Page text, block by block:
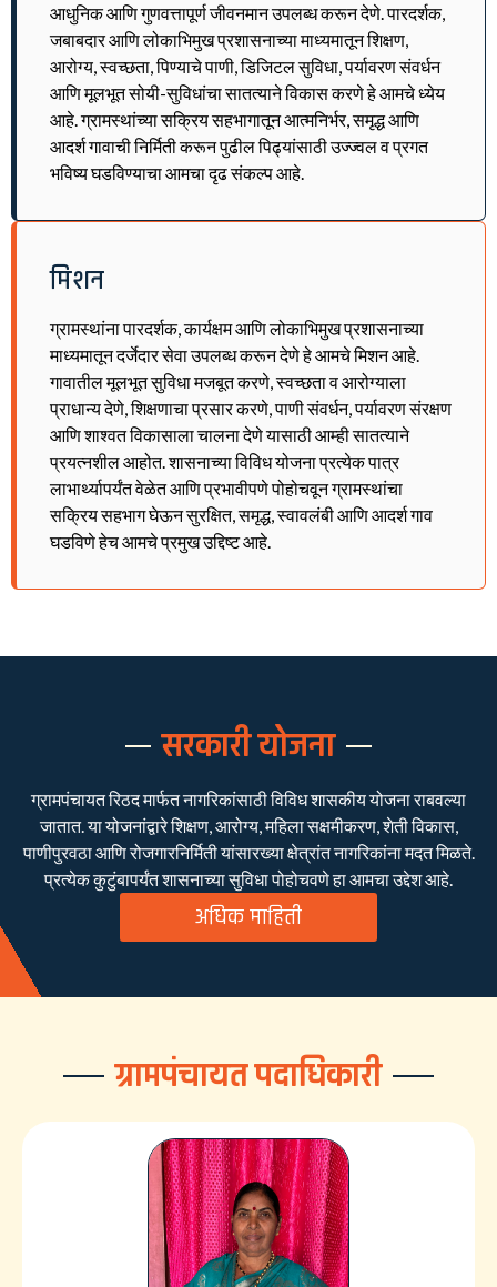
आधुनिक आणि गुणवत्तापूर्ण जीवनमान उपलब्ध करून देणे. पारदर्शक,
जबाबदार आणि लोकाभिमुख प्रशासनाच्या माध्यमातून शिक्षण,
आरोग्य, स्वच्छता, पिण्याचे पाणी, डिजिटल सुविधा, पर्यावरण संवर्धन
आणि मूलभूत सोयी-सुविधांचा सातत्याने विकास करणे हे आमचे ध्येय
आहे. ग्रामस्थांच्या सक्रिय सहभागातून आत्मनिर्भर, समृद्ध आणि
आदर्श गावाची निर्मिती करून पुढील पिढ्यांसाठी उज्ज्वल व प्रगत
भविष्य घडविण्याचा आमचा दृढ संकल्प आहे.
मिशन
ग्रामस्थांना पारदर्शक, कार्यक्षम आणि लोकाभिमुख प्रशासनाच्या
माध्यमातून दर्जेदार सेवा उपलब्ध करून देणे हे आमचे मिशन आहे.
गावातील मूलभूत सुविधा मजबूत करणे, स्वच्छता व आरोग्याला
प्राधान्य देणे, शिक्षणाचा प्रसार करणे, पाणी संवर्धन, पर्यावरण संरक्षण
आणि शाश्वत विकासाला चालना देणे यासाठी आम्ही सातत्याने
प्रयत्नशील आहोत. शासनाच्या विविध योजना प्रत्येक पात्र
लाभार्थ्यापर्यंत वेळेत आणि प्रभावीपणे पोहोचवून ग्रामस्थांचा
सक्रिय सहभाग घेऊन सुरक्षित, समृद्ध, स्वावलंबी आणि आदर्श गाव
घडविणे हेच आमचे प्रमुख उद्दिष्ट आहे.
सरकारी योजना
ग्रामपंचायत रिठद मार्फत नागरिकांसाठी विविध शासकीय योजना राबवल्या
जातात. या योजनांद्वारे शिक्षण, आरोग्य, महिला सक्षमीकरण, शेती विकास,
पाणीपुरवठा आणि रोजगारनिर्मिती यांसारख्या क्षेत्रांत नागरिकांना मदत मिळते.
प्रत्येक कुटुंबापर्यंत शासनाच्या सुविधा पोहोचवणे हा आमचा उद्देश आहे.
अधिक माहिती
ग्रामपंचायत पदाधिकारी